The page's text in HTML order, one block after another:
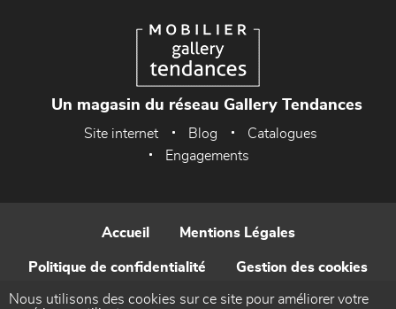
Un magasin du réseau Gallery Tendances
Site internet Blog
Catalogues
Engagements
Accueil Mentions Légales
Politique de confidentialité Gestion des cookies
Contact
Nous utilisons des cookies sur ce site pour améliorer votre